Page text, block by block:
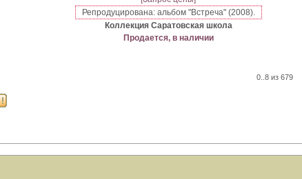
Репродуцирована: альбом "Встреча" (2008).
Коллекция Саратовская школа
Продается, в наличии
0..8 из 679